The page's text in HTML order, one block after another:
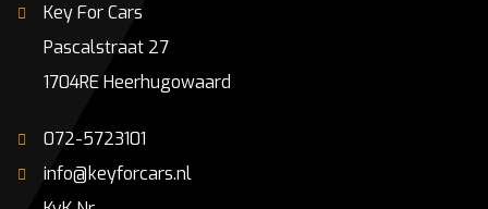
Key For Cars
Pascalstraat 27
1704RE Heerhugowaard
072-5723101
info@keyforcars.nl